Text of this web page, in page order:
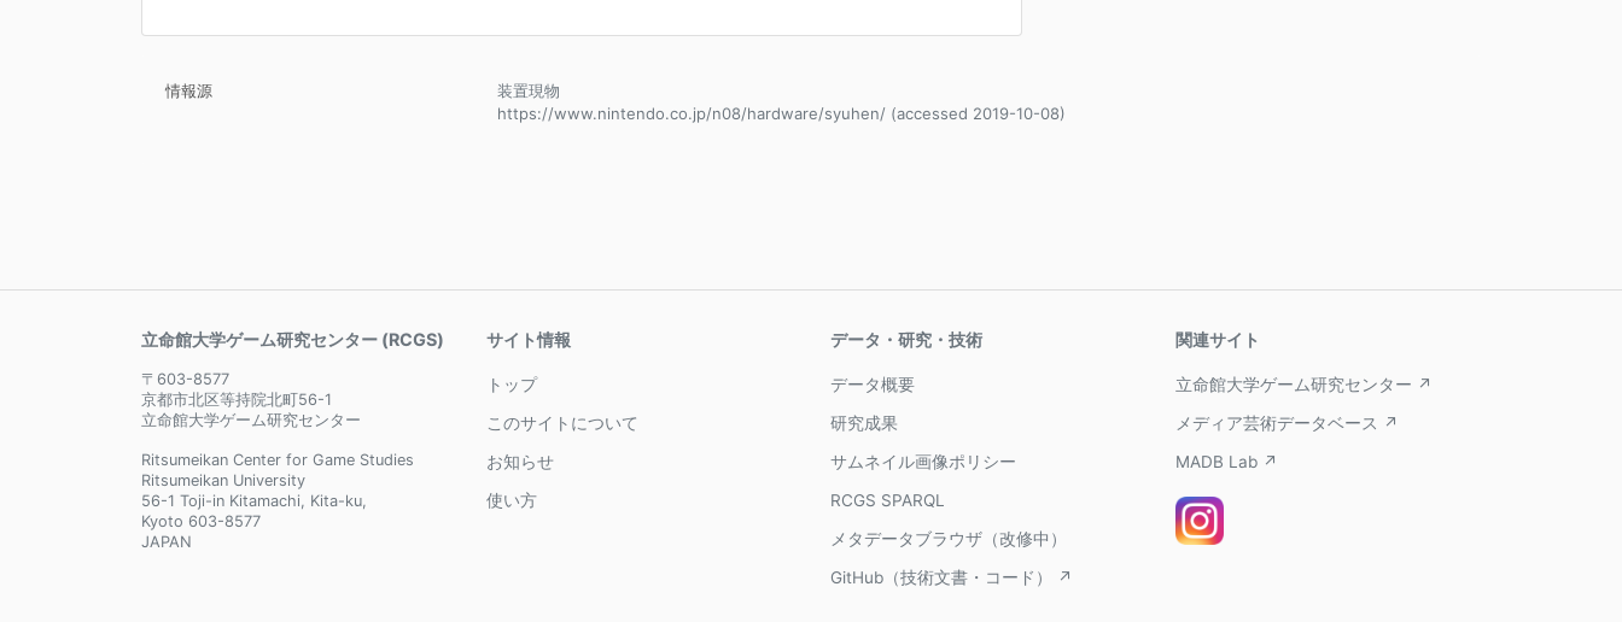
情報源
装置現物
https://www.nintendo.co.jp/n08/hardware/syuhen/ (accessed 2019-10-08)
立命館大学ゲーム研究センター (RCGS)
〒603-8577
京都市北区等持院北町56-1
立命館大学ゲーム研究センター
Ritsumeikan Center for Game Studies
Ritsumeikan University
56-1 Toji-in Kitamachi, Kita-ku,
Kyoto 603-8577
JAPAN
サイト情報
トップ
このサイトについて
お知らせ
使い方
データ・研究・技術
データ概要
研究成果
サムネイル画像ポリシー
RCGS SPARQL
メタデータブラウザ（改修中）
GitHub（技術文書・コード） ↗
関連サイト
立命館大学ゲーム研究センター ↗
メディア芸術データベース ↗
MADB Lab ↗